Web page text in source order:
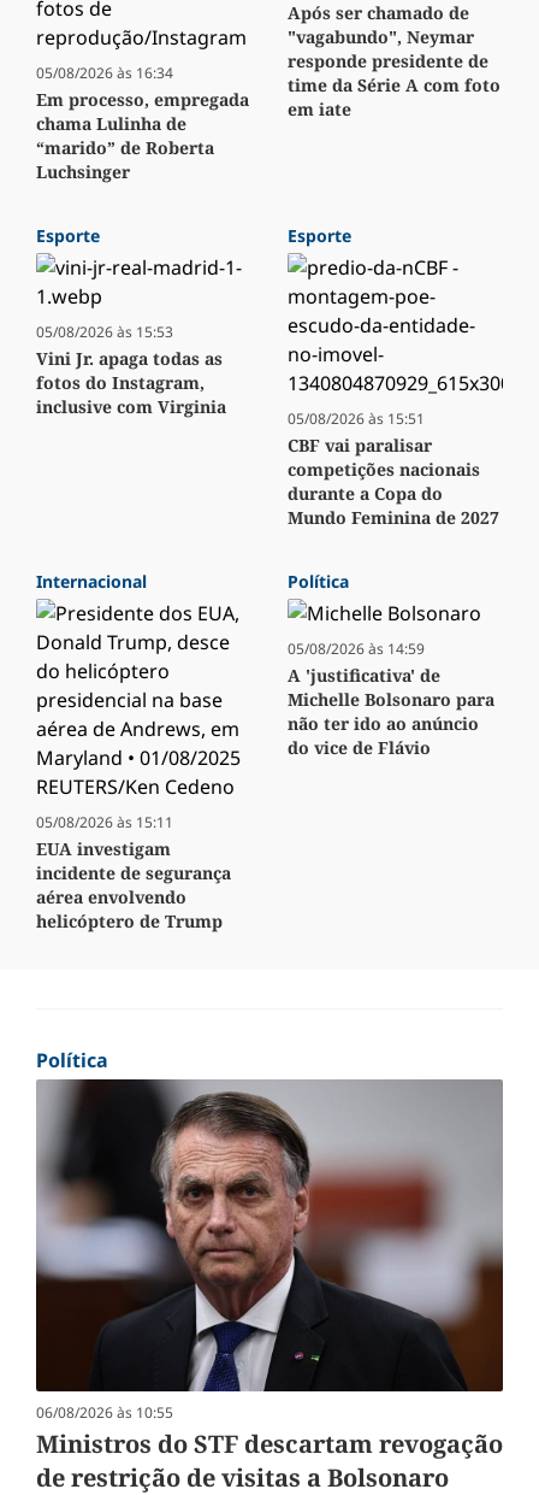
05/08/2026 às 16:34
Em processo, empregada
chama Lulinha de
“marido” de Roberta
Luchsinger
Após ser chamado de
"vagabundo", Neymar
responde presidente de
time da Série A com foto
em iate
Esporte
05/08/2026 às 15:53
Vini Jr. apaga todas as
fotos do Instagram,
inclusive com Virginia
Esporte
05/08/2026 às 15:51
CBF vai paralisar
competições nacionais
durante a Copa do
Mundo Feminina de 2027
Internacional
05/08/2026 às 15:11
EUA investigam
incidente de segurança
aérea envolvendo
helicóptero de Trump
Política
05/08/2026 às 14:59
A 'justificativa' de
Michelle Bolsonaro para
não ter ido ao anúncio
do vice de Flávio
Política
06/08/2026 às 10:55
Ministros do STF descartam revogação
de restrição de visitas a Bolsonaro